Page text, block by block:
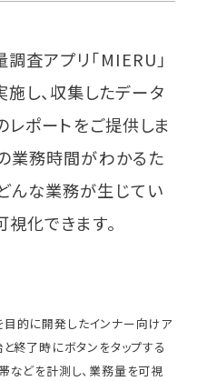
査アプリ「MIERU」
し、収集したデータ
ポートをご提供しま
業務時間がわかるた
んな業務が生じてい
化できます。
的に開発したインナー向けア
終了時にボタンをタップする
などを計測し、業務量を可視